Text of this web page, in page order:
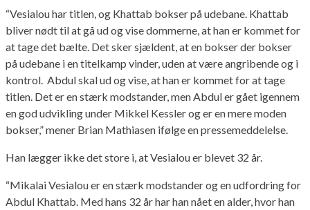
“Vesialou har titlen, og Khattab bokser på udebane. Khattab
bliver nødt til at gå ud og vise dommerne, at han er kommet for
at tage det bælte. Det sker sjældent, at en bokser der bokser
på udebane i en titelkamp vinder, uden at være angribende og i
kontrol. Abdul skal ud og vise, at han er kommet for at tage
titlen. Det er en stærk modstander, men Abdul er gået igennem
en god udvikling under Mikkel Kessler og er en mere moden
bokser,” mener Brian Mathiasen ifølge en pressemeddelelse.
Han lægger ikke det store i, at Vesialou er blevet 32 år.
“Mikalai Vesialou er en stærk modstander og en udfordring for
Abdul Khattab. Med hans 32 år har han nået en alder, hvor han